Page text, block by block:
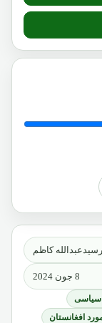
کاظم
8 جون 2024
سیاسی
افغانستان